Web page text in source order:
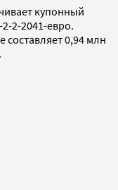
купонный
2-2041-евро.
0,94 млн